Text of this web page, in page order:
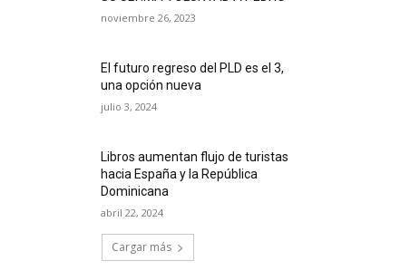
noviembre 26, 2023
El futuro regreso del PLD es el 3,
una opción nueva
julio 3, 2024
Libros aumentan flujo de turistas
hacia España y la República
Dominicana
abril 22, 2024
Cargar más